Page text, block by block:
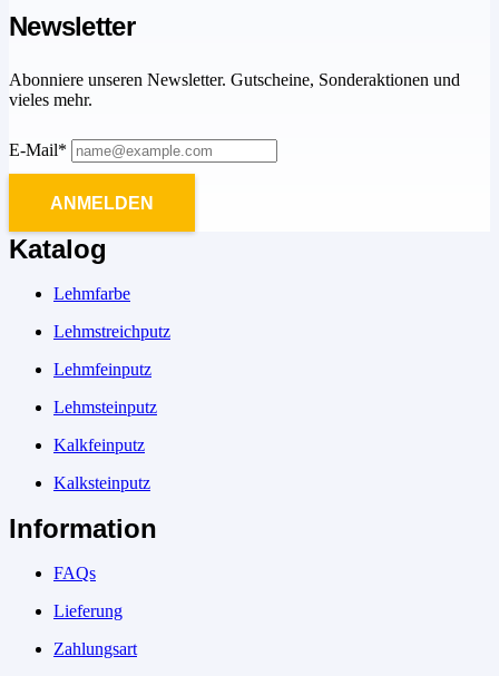
Newsletter
Abonniere unseren Newsletter. Gutscheine, Sonderaktionen und
vieles mehr.
E-Mail*
ANMELDEN
Katalog
Lehmfarbe
Lehmstreichputz
Lehmfeinputz
Lehmsteinputz
Kalkfeinputz
Kalksteinputz
Information
FAQs
Lieferung
Zahlungsart